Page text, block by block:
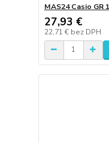
MAS24 Casio GR
27,93 €
22,71 € bez DPH